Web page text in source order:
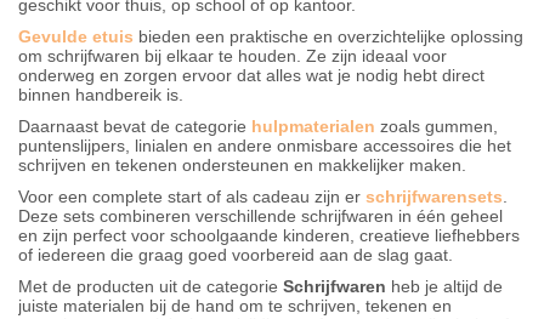
geschikt voor thuis, op school of op kantoor.
Gevulde etuis bieden een praktische en overzichtelijke oplossing
om schrijfwaren bij elkaar te houden. Ze zijn ideaal voor
onderweg en zorgen ervoor dat alles wat je nodig hebt direct
binnen handbereik is.
Daarnaast bevat de categorie hulpmaterialen zoals gummen,
puntenslijpers, linialen en andere onmisbare accessoires die het
schrijven en tekenen ondersteunen en makkelijker maken.
Voor een complete start of als cadeau zijn er schrijfwarensets.
Deze sets combineren verschillende schrijfwaren in één geheel
en zijn perfect voor schoolgaande kinderen, creatieve liefhebbers
of iedereen die graag goed voorbereid aan de slag gaat.
Met de producten uit de categorie Schrijfwaren heb je altijd de
juiste materialen bij de hand om te schrijven, tekenen en